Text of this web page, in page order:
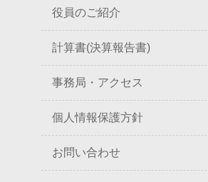
役員のご紹介
計算書(決算報告書)
事務局・アクセス
個人情報保護方針
お問い合わせ